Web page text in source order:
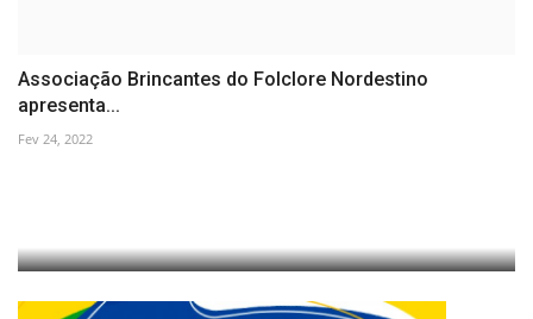
Associação Brincantes do Folclore Nordestino
apresenta...
Fev 24, 2022